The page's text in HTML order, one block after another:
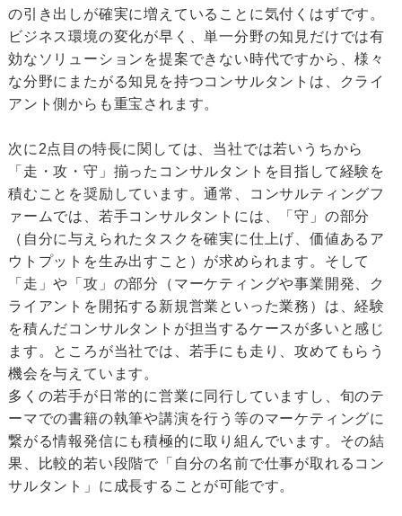
の引き出しが確実に増えていることに気付くはずです。
ビジネス環境の変化が早く、単一分野の知見だけでは有
効なソリューションを提案できない時代ですから、様々
な分野にまたがる知見を持つコンサルタントは、クライ
アント側からも重宝されます。
次に2点目の特長に関しては、当社では若いうちから
「走・攻・守」揃ったコンサルタントを目指して経験を
積むことを奨励しています。通常、コンサルティングフ
ァームでは、若手コンサルタントには、「守」の部分
（自分に与えられたタスクを確実に仕上げ、価値あるア
ウトプットを生み出すこと）が求められます。そして
「走」や「攻」の部分（マーケティングや事業開発、ク
ライアントを開拓する新規営業といった業務）は、経験
を積んだコンサルタントが担当するケースが多いと感じ
ます。ところが当社では、若手にも走り、攻めてもらう
機会を与えています。
多くの若手が日常的に営業に同行していますし、旬のテ
ーマでの書籍の執筆や講演を行う等のマーケティングに
繋がる情報発信にも積極的に取り組んでいます。その結
果、比較的若い段階で「自分の名前で仕事が取れるコン
サルタント」に成長することが可能です。